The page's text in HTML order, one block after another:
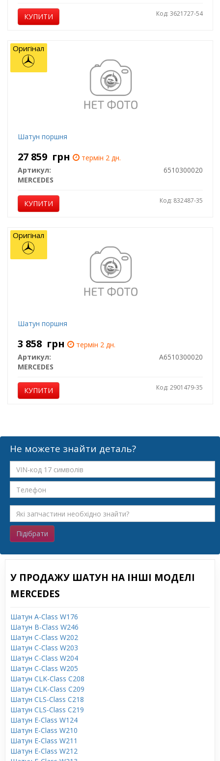
КУПИТИ Код: 3621727-54
Шатун поршня
27 859 грн
термін 2 дн.
Артикул:
6510300020
MERCEDES
КУПИТИ Код: 832487-35
Оригінал
Шатун поршня
3 858 грн
термін 2 дн.
Артикул:
A6510300020
MERCEDES
КУПИТИ Код: 2901479-35
Оригінал
Не можете знайти деталь?
Підібрати
У ПРОДАЖУ ШАТУН НА ІНШІ МОДЕЛІ
MERCEDES
Шатун A-Class W176
Шатун B-Class W246
Шатун C-Class W202
Шатун C-Class W203
Шатун C-Class W204
Шатун C-Class W205
Шатун CLK-Class C208
Шатун CLK-Class C209
Шатун CLS-Class C218
Шатун CLS-Class C219
Шатун E-Class W124
Шатун E-Class W210
Шатун E-Class W211
Шатун E-Class W212